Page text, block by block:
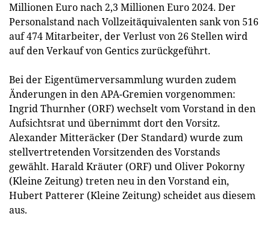
Millionen Euro nach 2,3 Millionen Euro 2024. Der
Personalstand nach Vollzeitäquivalenten sank von 516
auf 474 Mitarbeiter, der Verlust von 26 Stellen wird
auf den Verkauf von Gentics zurückgeführt.
Bei der Eigentümerversammlung wurden zudem
Änderungen in den APA-Gremien vorgenommen:
Ingrid Thurnher (ORF) wechselt vom Vorstand in den
Aufsichtsrat und übernimmt dort den Vorsitz.
Alexander Mitteräcker (Der Standard) wurde zum
stellvertretenden Vorsitzenden des Vorstands
gewählt. Harald Kräuter (ORF) und Oliver Pokorny
(Kleine Zeitung) treten neu in den Vorstand ein,
Hubert Patterer (Kleine Zeitung) scheidet aus diesem
aus.